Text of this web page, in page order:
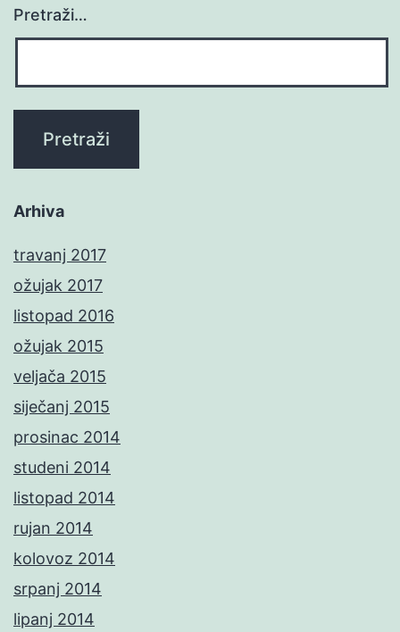
Pretraži…
Arhiva
travanj 2017
ožujak 2017
listopad 2016
ožujak 2015
veljača 2015
siječanj 2015
prosinac 2014
studeni 2014
listopad 2014
rujan 2014
kolovoz 2014
srpanj 2014
lipanj 2014